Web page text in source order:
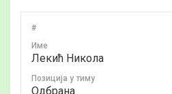
#
Име
Лекић Никола
Позиција у тиму
Одбрана